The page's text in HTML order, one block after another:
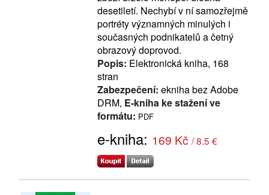
desetiletí. Nechybí v ní samozřejmě
portréty významných minulých i
současných podnikatelů a četný
obrazový doprovod.
Popis: Elektronická kniha, 168
stran
Zabezpečení: ekniha bez Adobe
DRM, E-kniha ke stažení ve
formátu: PDF
e-kniha: 169 Kč / 8.5 €